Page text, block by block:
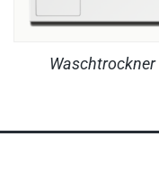
Waschtrockner